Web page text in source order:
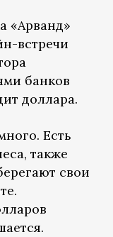
«Арванд»
встречи
банков
доллара.
Есть
также
свои